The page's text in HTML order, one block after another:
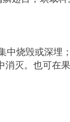
烧毁或深埋
灭。也可在